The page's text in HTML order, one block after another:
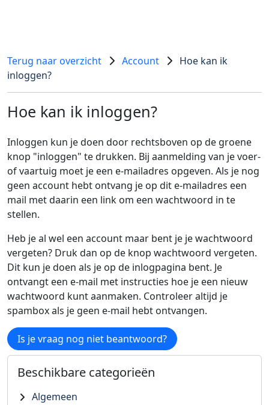
Terug naar overzicht Account
Hoe kan ik
inloggen?
Hoe kan ik inloggen?
Inloggen kun je doen door rechtsboven op de groene
knop "inloggen" te drukken. Bij aanmelding van je voer-
of vaartuig moet je een e-mailadres opgeven. Als je nog
geen account hebt ontvang je op dit e-mailadres een
mail met daarin een link om een wachtwoord in te
stellen.
Heb je al wel een account maar bent je je wachtwoord
vergeten? Druk dan op de knop wachtwoord vergeten.
Dit kun je doen als je op de inlogpagina bent. Je
ontvangt een e-mail met instructies hoe je een nieuw
wachtwoord kunt aanmaken. Controleer altijd je
spambox als je geen e-mail hebt ontvangen.
Is je vraag nog niet beantwoord?
Beschikbare categorieën
Algemeen